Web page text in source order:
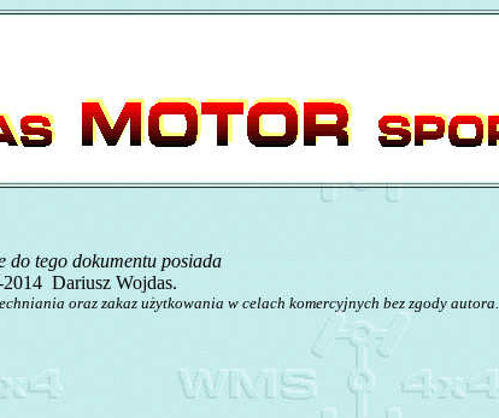
do tego dokumentu posiada
2014 Dariusz Wojdas.
oraz zakaz użytkowania w celach komercyjnych bez zgody autora.